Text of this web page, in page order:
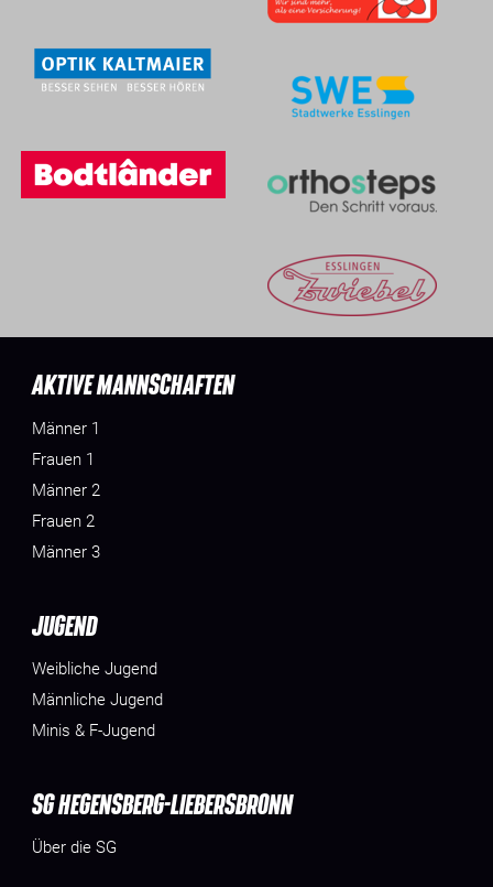
AKTIVE MANNSCHAFTEN
Männer 1
Frauen 1
Männer 2
Frauen 2
Männer 3
JUGEND
Weibliche Jugend
Männliche Jugend
Minis & F-Jugend
SG HEGENSBERG-LIEBERSBRONN
Über die SG